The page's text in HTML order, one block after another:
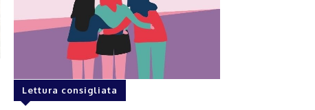
Lettura consigliata